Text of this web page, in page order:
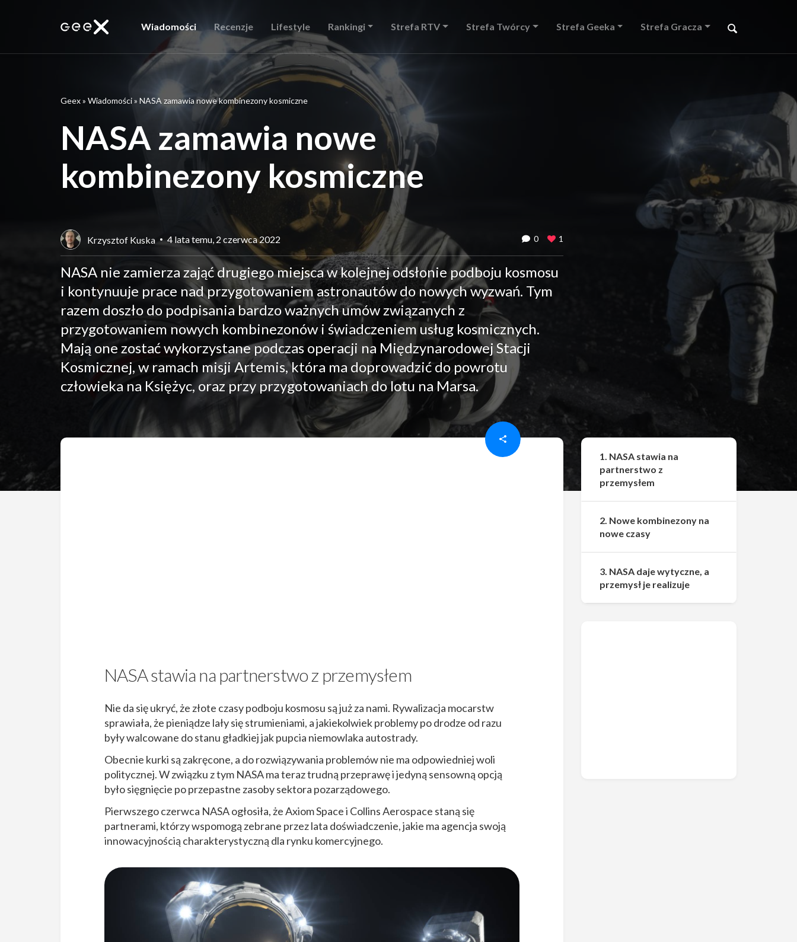
Wiadomości Recenzje Lifestyle Rankingi Strefa RTV Strefa Twórcy Strefa Geeka Strefa Gracza
Geex» Wiadomości» NASA zamawia nowe kombinezony kosmiczne
NASA zamawia nowe
kombinezony kosmiczne
Krzysztof Kuska 4 lata temu, 2 czerwca 2022 0 1
NASA nie zamierza zająć drugiego miejsca w kolejnej odsłonie podboju kosmosu
i kontynuuje prace nad przygotowaniem astronautów do nowych wyzwań. Tym
razem doszło do podpisania bardzo ważnych umów związanych z
przygotowaniem nowych kombinezonów i świadczeniem usług kosmicznych.
Mają one zostać wykorzystane podczas operacji na Międzynarodowej Stacji
Kosmicznej, w ramach misji Artemis, która ma doprowadzić do powrotu
człowieka na Księżyc, oraz przy przygotowaniach do lotu na Marsa.
NASA stawia na partnerstwo z przemysłem
Nie da się ukryć, że złote czasy podboju kosmosu są już za nami. Rywalizacja mocarstw
sprawiała, że pieniądze lały się strumieniami, a jakiekolwiek problemy po drodze od razu
były walcowane do stanu gładkiej jak pupcia niemowlaka autostrady.
Obecnie kurki są zakręcone, a do rozwiązywania problemów nie ma odpowiedniej woli
politycznej. W związku z tym NASA ma teraz trudną przeprawę i jedyną sensowną opcją
było sięgnięcie po przepastne zasoby sektora pozarządowego.
Pierwszego czerwca NASA ogłosiła, że Axiom Space i Collins Aerospace staną się
partnerami, którzy wspomogą zebrane przez lata doświadczenie, jakie ma agencja swoją
innowacyjnością charakterystyczną dla rynku komercyjnego.
1. NASA stawia na
partnerstwo z
przemysłem
2. Nowe kombinezony na
nowe czasy
3. NASA daje wytyczne, a
przemysł je realizuje